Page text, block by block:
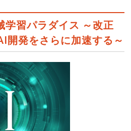
学習パラダイス ～改正
開発をさらに加速する～